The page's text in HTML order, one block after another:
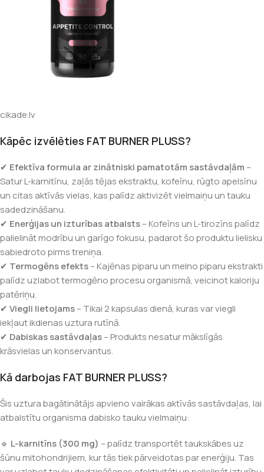
cikade.lv
Kāpēc izvēlēties FAT BURNER PLUSS?
✔ Efektīva formula ar zinātniski pamatotām sastāvdaļām –
Satur L-karnitīnu, zaļās tējas ekstraktu, kofeīnu, rūgto apelsīnu
un citas aktīvās vielas, kas palīdz aktivizēt vielmaiņu un tauku
sadedzināšanu.
✔ Enerģijas un izturības atbalsts– Kofeīns un L-tirozīns palīdz
palielināt modrību un garīgo fokusu, padarot šo produktu lielisku
sabiedroto pirms treniņa.
✔ Termogēns efekts– Kajēnas piparu un melno piparu ekstrakti
palīdz uzlabot termogēno procesu organismā, veicinot kaloriju
patēriņu.
✔ Viegli lietojams– Tikai 2 kapsulas dienā, kuras var viegli
iekļaut ikdienas uztura rutīnā.
✔ Dabiskas sastāvdaļas– Produkts nesatur mākslīgās
krāsvielas un konservantus.
Kā darbojas FAT BURNER PLUSS?
Šis uztura bagātinātājs apvieno vairākas aktīvās sastāvdaļas, lai
atbalstītu organisma dabisko tauku vielmaiņu:
🔹 L-karnitīns (300 mg) – palīdz transportēt taukskābes uz
šūnu mitohondrijiem, kur tās tiek pārveidotas par enerģiju. Tas